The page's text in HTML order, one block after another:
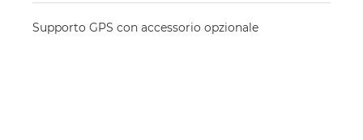
Supporto GPS con accessorio opzionale